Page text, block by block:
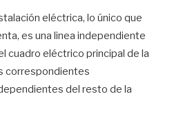
eléctrica, lo único que
es una linea independiente
cuadro eléctrico principal de la
correspondientes
del resto de la